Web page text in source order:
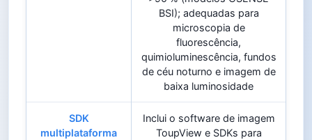
BSI); adequadas para
microscopia de
fluorescência,
quimioluminescência, fundos
de céu noturno e imagem de
baixa luminosidade
SDK
multiplataforma
Inclui o software de imagem
ToupView e SDKs para